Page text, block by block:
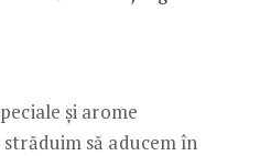
și arome
să aducem în